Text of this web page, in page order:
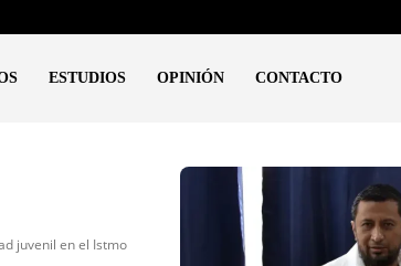
ESTUDIOS OPINIÓN CONTACTO
juvenil en el Istmo